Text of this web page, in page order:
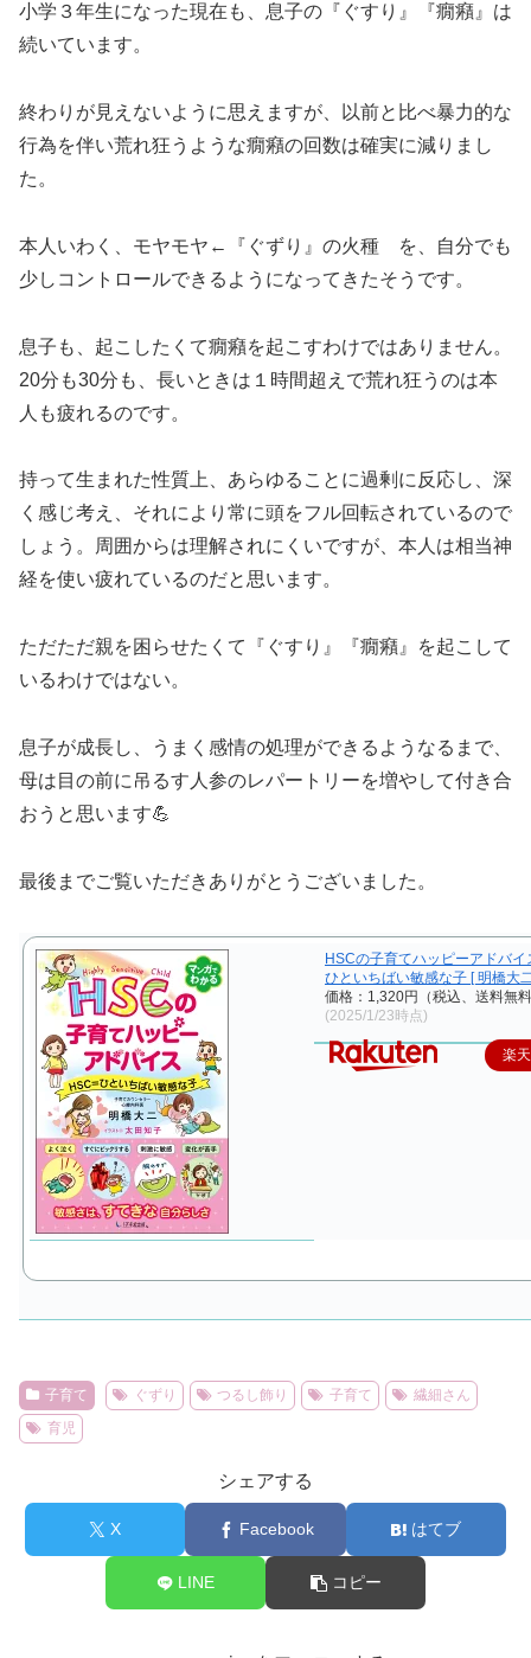
小学３年生になった現在も、息子の『ぐすり』『癇癪』は
続いています。
終わりが見えないように思えますが、以前と比べ暴力的な
行為を伴い荒れ狂うような癇癪の回数は確実に減りまし
た。
本人いわく、モヤモヤ←『ぐずり』の火種 を、自分でも
少しコントロールできるようになってきたそうです。
息子も、起こしたくて癇癪を起こすわけではありません。
20分も30分も、長いときは１時間超えで荒れ狂うのは本
人も疲れるのです。
持って生まれた性質上、あらゆることに過剰に反応し、深
く感じ考え、それにより常に頭をフル回転されているので
しょう。周囲からは理解されにくいですが、本人は相当神
経を使い疲れているのだと思います。
ただただ親を困らせたくて『ぐすり』『癇癪』を起こして
いるわけではない。
息子が成長し、うまく感情の処理ができるようなるまで、
母は目の前に吊るす人参のレパートリーを増やして付き合
おうと思います💪
最後までご覧いただきありがとうございました。
HSCの子育てハッピーアドバイ
ひといちばい敏感な子 [ 明橋大
価格：1,320円（税込、送料無
(2025/1/23時点)
楽
子育て ぐずり つるし飾り 子育て
繊細さん
育児
シェアする
X Facebook はてブ
LINE コピー